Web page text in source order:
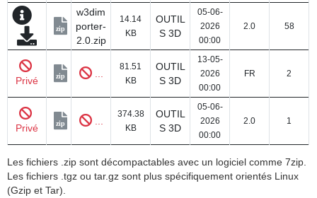
zip
w3dim
porter-
2.0.zip
14.14
KB
OUTIL
S 3D
05-06-
2026
00:00
2.0 58
Privé zip
81.51
KB
OUTIL
S 3D
13-05-
2026
00:00
FR 2
Privé zip
374.38
KB
OUTIL
S 3D
05-06-
2026
00:00
2.0 1
Les fichiers .zip sont décompactables avec un logiciel comme 7zip.
Les fichiers .tgz ou tar.gz sont plus spécifiquement orientés Linux
(Gzip et Tar).